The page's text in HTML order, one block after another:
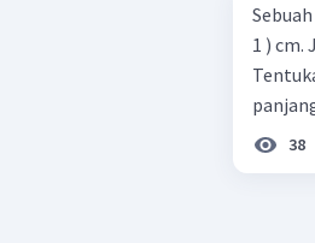
1 ) cm.
38